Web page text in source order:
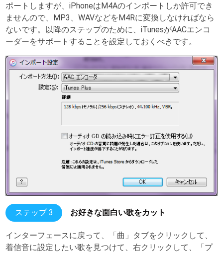
ポートしますが、iPhoneはM4Aのインポートしか許可でき
ませんので、MP3、WAVなどをM4Rに変換しなければなら
ないです。以降のステップのために、iTunesがAACエンコ
ーダーをサポートすることを設定しておくべきです。
ステップ 3 お好きな面白い歌をカット
インターフェースに戻って、「曲」タブをクリックして、
着信音に設定したい歌を見つけて、右クリックして、「プ